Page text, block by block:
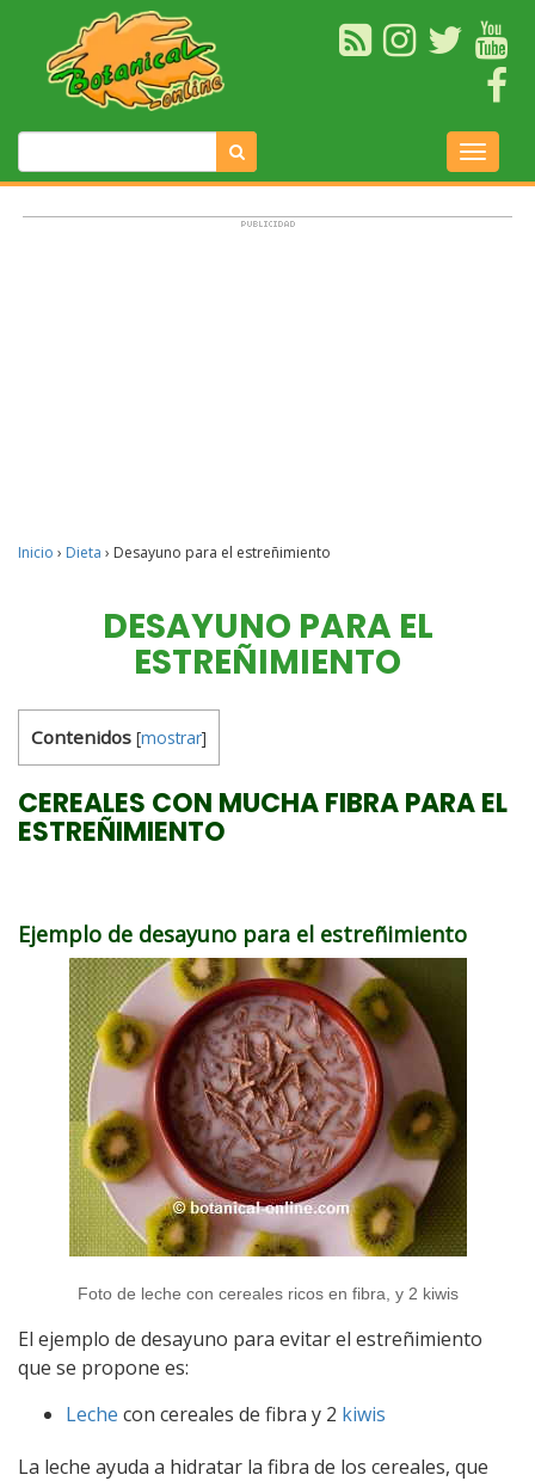
Inicio › Dieta › Desayuno para el estreñimiento
DESAYUNO PARA EL
ESTREÑIMIENTO
Contenidos [mostrar]
CEREALES CON MUCHA FIBRA PARA EL
ESTREÑIMIENTO
Ejemplo de desayuno para el estreñimiento
Foto de leche con cereales ricos en fibra, y 2 kiwis
El ejemplo de desayuno para evitar el estreñimiento
que se propone es:
Leche con cereales de fibra y 2 kiwis
La leche ayuda a hidratar la fibra de los cereales, que